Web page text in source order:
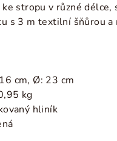
stropu v různé
s 3 m textilní šňůrou a
cm, Ø: 23 cm
kg
hliník